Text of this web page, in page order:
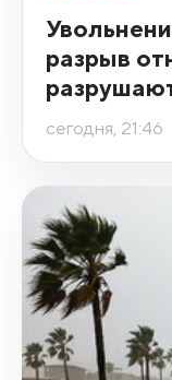
разрыв
сегодня, 21:46